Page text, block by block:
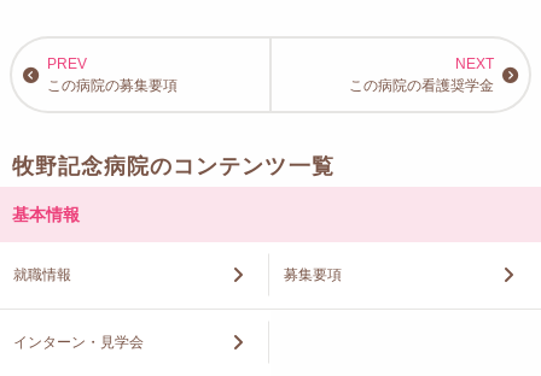
この病院の募集要項 この病院の看護奨学金
牧野記念病院のコンテンツ一覧
基本情報
就職情報 募集要項
インターン・見学会